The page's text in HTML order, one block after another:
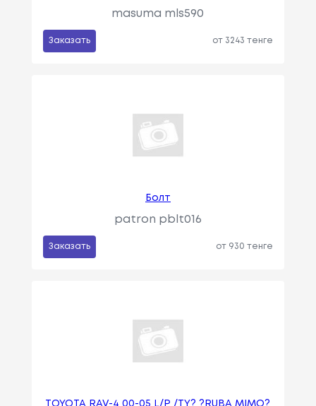
masuma mls590
Заказать от 3243 тенге
Болт
patron pblt016
Заказать от 930 тенге
TOYOTA RAV-4 00-05 L/P /TY? ?RUBA MIMO?